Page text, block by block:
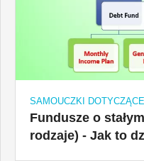
SAMOUCZKI
Fundusze o
rodzaje) - Jak to